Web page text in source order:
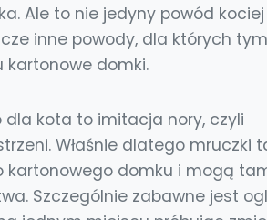
Ale to nie jedyny powód kociej
inne powody, dla których tym
kartonowe domki.
dla kota to imitacja nory, czyli
Właśnie dlatego mruczki
kartonowego domku i mogą
Szczególnie zabawne jest